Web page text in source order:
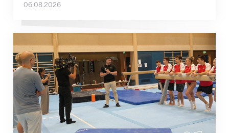
06.08.2026
Mit klaren Zielen nach Zagreb